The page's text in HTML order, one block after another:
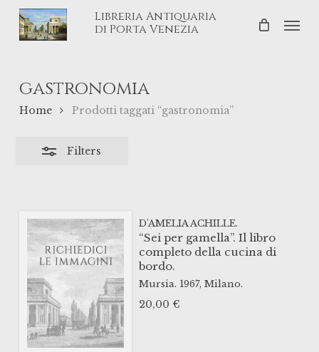
Skip
Libreria Antiquaria
di Porta Venezia
gastronomia
Home Prodotti taggati “gastronomia”
Filters
D'AMELIA ACHILLE.
“Sei per gamella”. Il libro
completo della cucina di
bordo.
Mursia. 1967, Milano.
20,00 €
Close